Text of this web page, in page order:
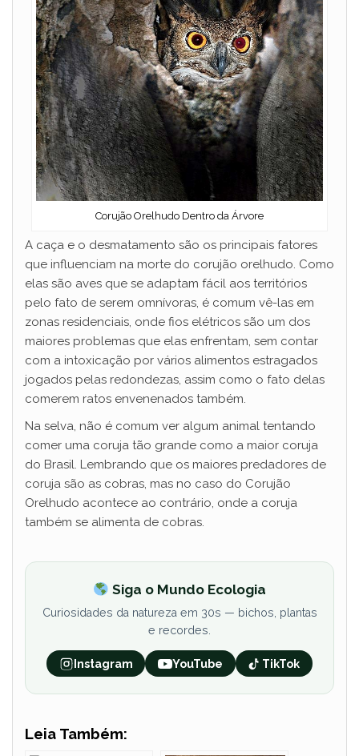
Corujão Orelhudo Dentro da Árvore
A caça e o desmatamento são os principais fatores
que influenciam na morte do corujão orelhudo. Como
elas são aves que se adaptam fácil aos territórios
pelo fato de serem omnívoras, é comum vê-las em
zonas residenciais, onde fios elétricos são um dos
maiores problemas que elas enfrentam, sem contar
com a intoxicação por vários alimentos estragados
jogados pelas redondezas, assim como o fato delas
comerem ratos envenenados também.
Na selva, não é comum ver algum animal tentando
comer uma coruja tão grande como a maior coruja
do Brasil. Lembrando que os maiores predadores de
coruja são as cobras, mas no caso do Corujão
Orelhudo acontece ao contrário, onde a coruja
também se alimenta de cobras.
Siga o Mundo Ecologia
Curiosidades da natureza em 30s — bichos, plantas
e recordes.
Instagram YouTube TikTok
Leia Também: